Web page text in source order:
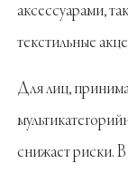
аксессуарами,
текстильные
Для лиц,
снижает риски.